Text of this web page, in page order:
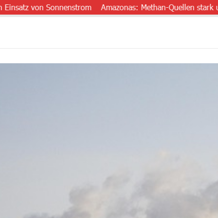
von Sonnenstrom Amazonas: Methan-Quellen stark